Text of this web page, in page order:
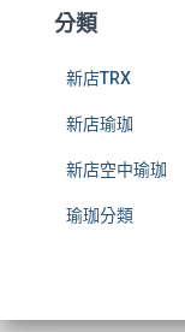
分類
新店TRX
新店瑜珈
新店空中瑜珈
瑜珈分類